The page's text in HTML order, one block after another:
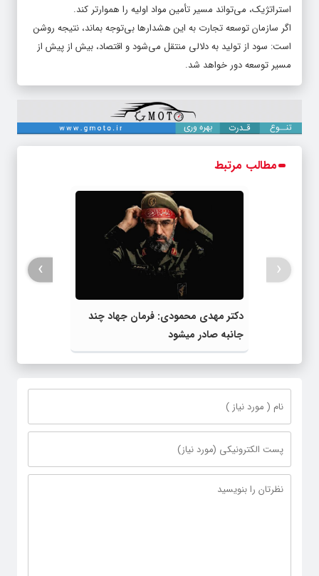
استراتژیک، می‌تواند مسیر تأمین مواد اولیه را هموارتر کند.
اگر سازمان توسعه تجارت به این هشدارها بی‌توجه بماند، نتیجه روشن
است: سود از تولید به دلالی منتقل می‌شود و اقتصاد، بیش از پیش از
مسیر توسعه دور خواهد شد.
مطالب مرتبط
دکتر مهدى محمودى: فرمان جهاد چند
جانبه صادر میشود
‹
›